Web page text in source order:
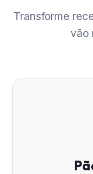
Transforme
vão